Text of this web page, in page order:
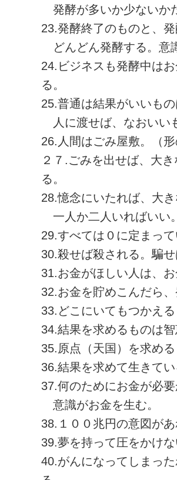
発酵が多いか少ないか
23.発酵終了のものと、
どんどん発酵する。意
24.ビジネスも発酵中は
る。
25.普通は結果がいいも
人に渡せば、なおいい
26.人間はごみ屋敷。（形
２７.ごみを出せば、大
る。
28.憶念にいたれば、大き
一人か二人いればいい。
29.すべては０に定まって
30.殺せば殺される。騙せ
31.お金がほしい人は、お
32.お金を貯めこんだら、
33.どこにいてもつかえ
34.結果を求めるものは智
35.原点（天国）を求める
36.結果を求めて生きてい
37.何のためにお金が必
意識がお金を生む。
38.１００兆円の意図が
39.夢を持って圧をかけ
40.がんになってしまっ